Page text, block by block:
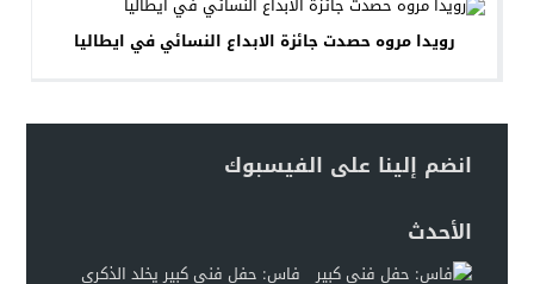
رويدا مروه حصدت جائزة الابداع النسائي في ايطاليا
انضم إلينا على الفيسبوك
الأحدث
فاس: حفل فني كبير يخلد الذكرى